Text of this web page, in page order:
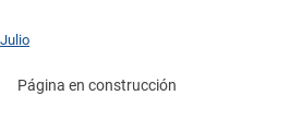
Julio
Página en construcción